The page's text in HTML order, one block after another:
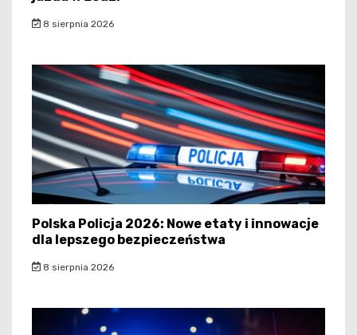
8 sierpnia 2026
Polska Policja 2026: Nowe etaty i innowacje
dla lepszego bezpieczeństwa
8 sierpnia 2026